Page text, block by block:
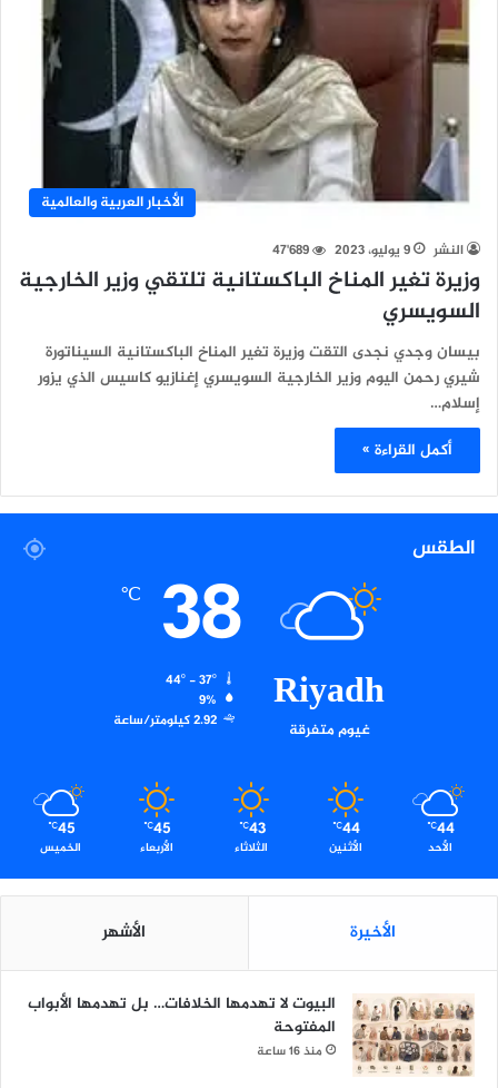
الأخبار العربية والعالمية
النشر 9 يوليو، 2023 47٬689
وزيرة تغير المناخ الباكستانية تلتقي وزير الخارجية
السويسري
بيسان وجدي نجدى التقت وزيرة تغير المناخ الباكستانية السيناتورة
شيري رحمن اليوم وزير الخارجية السويسري إغنازيو كاسيس الذي يزور
إسلام…
أكمل القراءة »
الطقس
Riyadh
غيوم متفرقة
38
℃
9%
2.92 كيلومتر/ساعة
44
℃
الأحد
44
℃
الأثنين
43
℃
الثلاثاء
45
℃
الأربعاء
45
℃
الخميس
الأخيرة الأشهر
البيوت لا تهدمها الخلافات… بل تهدمها الأبواب
المفتوحة
منذ 16 ساعة